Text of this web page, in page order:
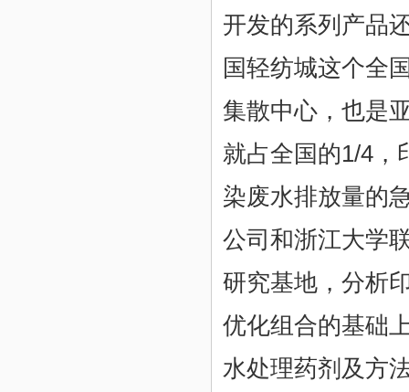
开发的系列产品
国轻纺城这个全
集散中心，也是
就占全国的1/4，
染废水排放量的
公司和浙江大学
研究基地，分析
优化组合的基础
水处理药剂及方